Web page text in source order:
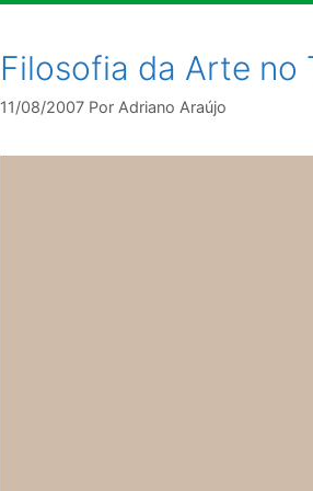
Filosofia da Arte no
11/08/2007 Por Adriano Araújo